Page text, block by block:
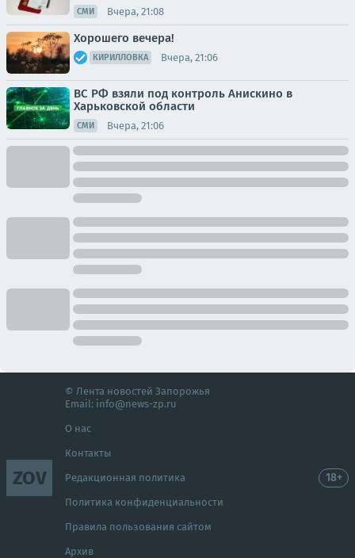
СМИ Вчера, 21:08
Хорошего вечера!
КИРИЛЛОВКА Вчера, 21:06
ВС РФ взяли под контроль Анискино в
Харьковской области
СМИ Вчера, 21:06
ZOV
© Лента новостей Запорожья
Email: info@news-zp.ru
О нас
Контакты
Редакционная политика
Политика конфиденциальности
Правила пользования сайтом
Архив
18+